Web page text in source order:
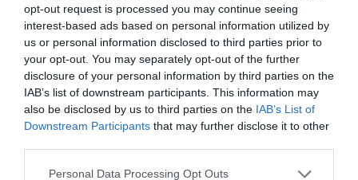
opt-out request is processed you may continue seeing
interest-based ads based on personal information utilized by
us or personal information disclosed to third parties prior to
your opt-out. You may separately opt-out of the further
disclosure of your personal information by third parties on the
IAB’s list of downstream participants. This information may
also be disclosed by us to third parties on the IAB’s List of
Downstream Participants that may further disclose it to other
Please note that this website/app uses one or more Google
Personal Data Processing Opt Outs
Egyre többet mutat magából a Skoda
Enyaq